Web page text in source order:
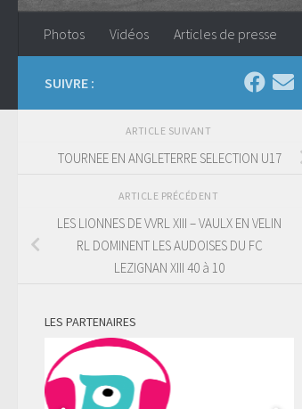
Photos Vidéos Articles de presse
SUIVRE :
ARTICLE SUIVANT
TOURNEE EN ANGLETERRE SELECTION U17
ARTICLE PRÉCÉDENT
LES LIONNES DE VVRL XIII – VAULX EN VELIN
RL DOMINENT LES AUDOISES DU FC
LEZIGNAN XIII 40 à 10
LES PARTENAIRES